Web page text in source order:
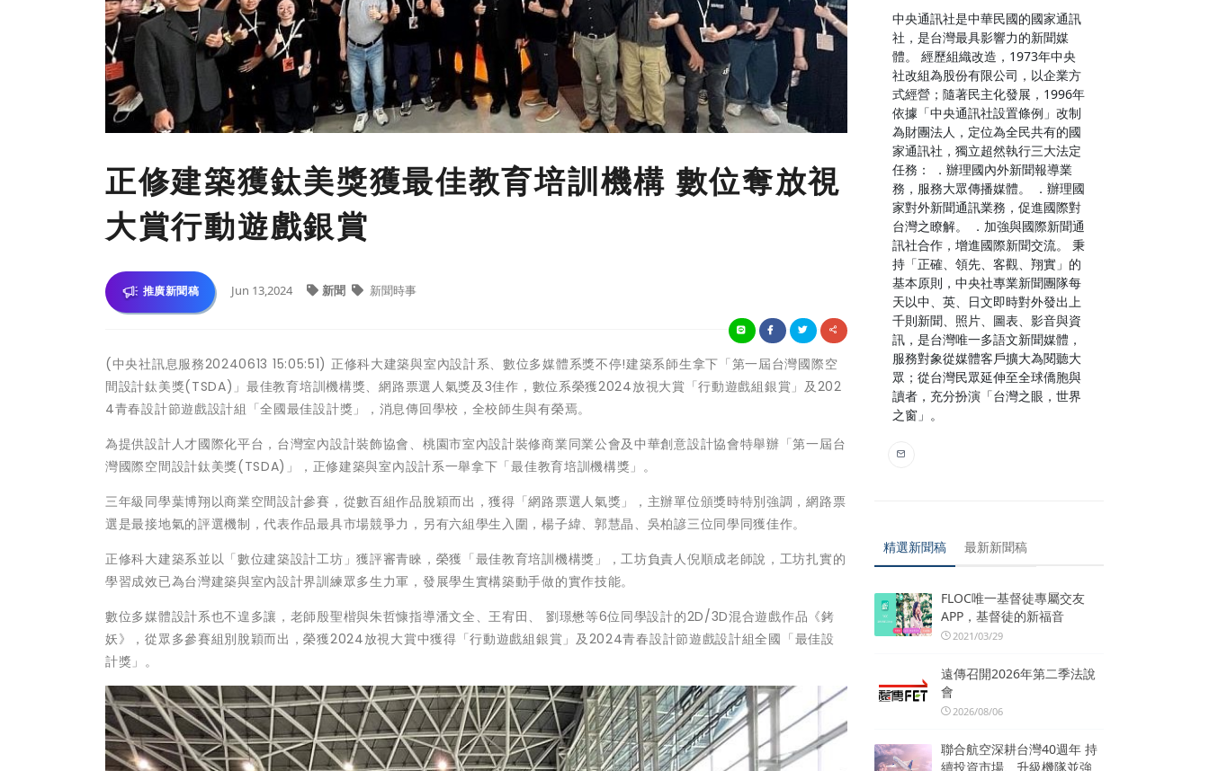
正修建築獲鈦美獎獲最佳教育培訓機構 數位奪放視
大賞行動遊戲銀賞
推廣新聞稿 Jun 13,2024 新聞 新聞時事
(中央社訊息服務20240613 15:05:51) 正修科大建築與室內設計系、數位多媒體系獎不停!建築系師生拿下「第一屆台灣國際空
間設計鈦美獎(TSDA)」最佳教育培訓機構獎、網路票選人氣獎及3佳作，數位系榮獲2024放視大賞「行動遊戲組銀賞」及202
4青春設計節遊戲設計組「全國最佳設計獎」，消息傳回學校，全校師生與有榮焉。
為提供設計人才國際化平台，台灣室內設計裝飾協會、桃園市室內設計裝修商業同業公會及中華創意設計協會特舉辦「第一屆台
灣國際空間設計鈦美獎(TSDA)」，正修建築與室內設計系一舉拿下「最佳教育培訓機構獎」。
三年級同學葉博翔以商業空間設計參賽，從數百組作品脫穎而出，獲得「網路票選人氣獎」，主辦單位頒獎時特別強調，網路票
選是最接地氣的評選機制，代表作品最具市場競爭力，另有六組學生入圍，楊子緯、郭慧晶、吳柏諺三位同學同獲佳作。
正修科大建築系並以「數位建築設計工坊」獲評審青睞，榮獲「最佳教育培訓機構獎」，工坊負責人倪順成老師說，工坊扎實的
學習成效已為台灣建築與室內設計界訓練眾多生力軍，發展學生實構築動手做的實作技能。
數位多媒體設計系也不遑多讓，老師殷聖楷與朱哲慷指導潘文全、王宥田、 劉璟懋等6位同學設計的2D/3D混合遊戲作品《銬
妖》，從眾多參賽組別脫穎而出，榮獲2024放視大賞中獲得「行動遊戲組銀賞」及2024青春設計節遊戲設計組全國「最佳設
計獎」。
中央通訊社是中華民國的國家通訊
社，是台灣最具影響力的新聞媒
體。 經歷組織改造，1973年中央
社改組為股份有限公司，以企業方
式經營；隨著民主化發展，1996年
依據「中央通訊社設置條例」改制
為財團法人，定位為全民共有的國
家通訊社，獨立超然執行三大法定
任務： ．辦理國內外新聞報導業
務，服務大眾傳播媒體。 ．辦理國
家對外新聞通訊業務，促進國際對
台灣之瞭解。 ．加強與國際新聞通
訊社合作，增進國際新聞交流。 秉
持「正確、領先、客觀、翔實」的
基本原則，中央社專業新聞團隊每
天以中、英、日文即時對外發出上
千則新聞、照片、圖表、影音與資
訊，是台灣唯一多語文新聞媒體，
服務對象從媒體客戶擴大為閱聽大
眾；從台灣民眾延伸至全球僑胞與
讀者，充分扮演「台灣之眼，世界
之窗」。
精選新聞稿 最新新聞稿
FLOC唯一基督徒專屬交友
APP，基督徒的新福音
2021/03/29
遠傳召開2026年第二季法說
會
2026/08/06
聯合航空深耕台灣40週年 持
續投資市場、升級機隊並強